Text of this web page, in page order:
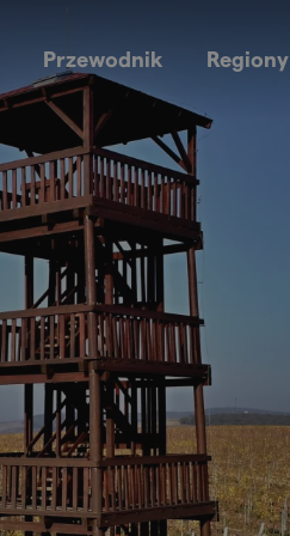
Przewodnik Regiony